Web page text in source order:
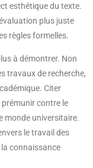
esthétique du texte.
plus juste
règles formelles.
à démontrer. Non
travaux de recherche,
Citer
prémunir contre le
monde universitaire.
le travail des
connaissance